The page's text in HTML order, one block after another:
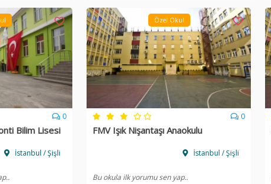
0
Bilim Lisesi
İstanbul / Şişli
Özel Okul
0
FMV Işık Nişantaşı Anaokulu
İstanbul / Şişli
Bu okula ilk yorumu sen yap..